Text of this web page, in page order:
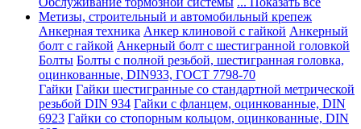
Метизы, строительный и автомобильный крепеж
Анкерная техника Анкер клиновой с гайкой Анкерный
болт с гайкой Анкерный болт с шестигранной головкой
Болты Болты с полной резьбой, шестигранная головка,
оцинкованные, DIN933, ГОСТ 7798-70
Гайки Гайки шестигранные со стандартной метрической
резьбой DIN 934 Гайки с фланцем, оцинкованные, DIN
6923 Гайки со стопорным кольцом, оцинкованные, DIN